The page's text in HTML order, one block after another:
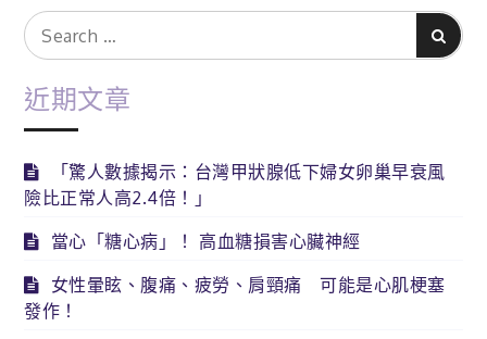
Search
for:
Search
近期文章
「驚人數據揭示：台灣甲狀腺低下婦女卵巢早衰風
險比正常人高2.4倍！」
當心「糖心病」！ 高血糖損害心臟神經
女性暈眩、腹痛、疲勞、肩頸痛 可能是心肌梗塞
發作！